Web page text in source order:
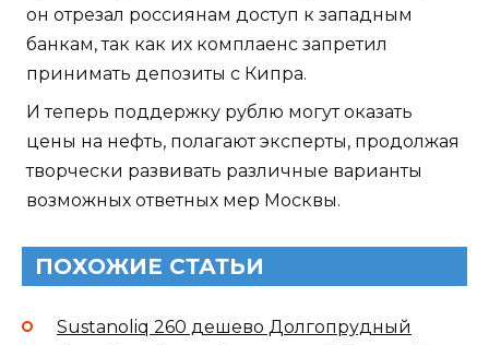
он отрезал россиянам доступ к западным
банкам, так как их комплаенс запретил
принимать депозиты с Кипра.
И теперь поддержку рублю могут оказать
цены на нефть, полагают эксперты, продолжая
творчески развивать различные варианты
возможных ответных мер Москвы.
ПОХОЖИЕ СТАТЬИ
Sustanoliq 260 дешево Долгопрудный